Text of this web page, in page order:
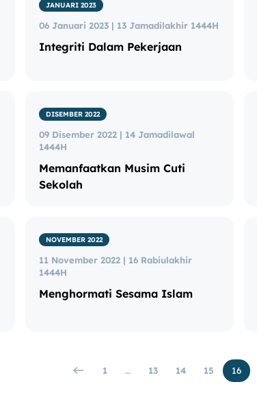
JANUARI 2023
06 Januari 2023 | 13 Jamadilakhir 1444H
Integriti Dalam Pekerjaan
DISEMBER 2022
09 Disember 2022 | 14 Jamadilawal
1444H
Memanfaatkan Musim Cuti
Sekolah
NOVEMBER 2022
11 November 2022 | 16 Rabiulakhir
1444H
Menghormati Sesama Islam
1 … 13 14 15 16